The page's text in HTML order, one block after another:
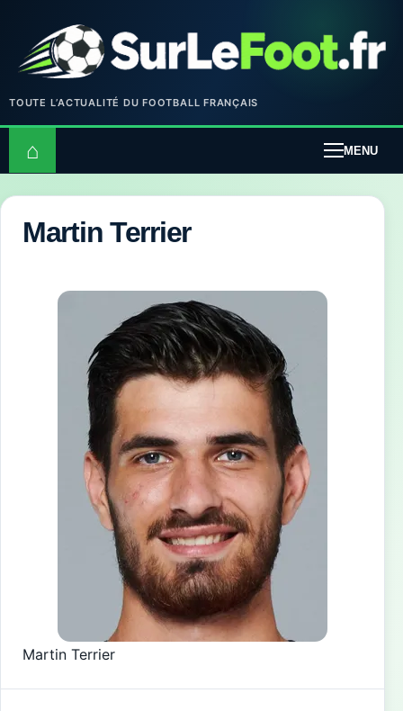
TOUTE L’ACTUALITÉ DU FOOTBALL FRANÇAIS
⌂ MENU
Martin Terrier
Martin Terrier